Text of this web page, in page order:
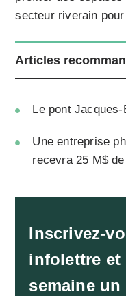
secteur riverain
Articles
Le pont
Une entreprise
recevra 25 M$
Inscrivez-
infolettre et
semaine un